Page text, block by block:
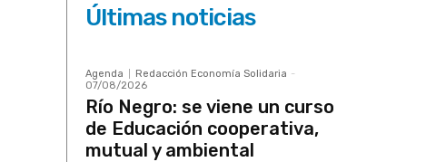
Últimas noticias
Agenda Redacción Economía Solidaria -
07/08/2026
Río Negro: se viene un curso
de Educación cooperativa,
mutual y ambiental